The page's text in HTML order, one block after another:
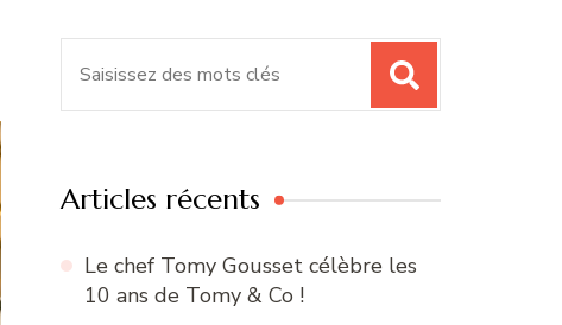
Articles récents
Le chef Tomy Gousset célèbre les
10 ans de Tomy & Co !